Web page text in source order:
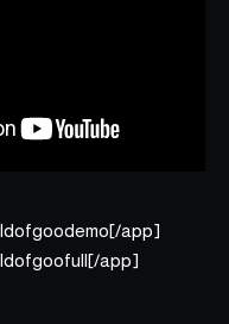
app]
app]